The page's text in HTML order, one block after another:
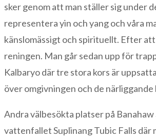
sker genom att man ställer sig under
representera yin och yang och våra
känslomässigt och spirituellt. Efter
reningen. Man går sedan upp för
Kalbaryo där tre stora kors är
över omgivningen och de närliggande
Andra välbesökta platser på
vattenfallet Suplinang Tubic Falls där